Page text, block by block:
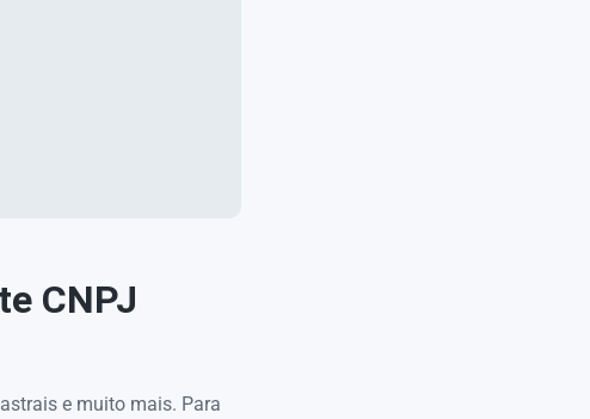
CNPJ
e muito mais. Para